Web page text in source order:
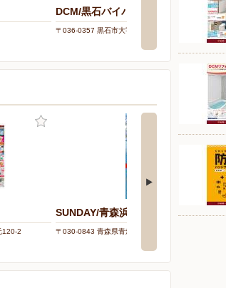
DCM/黒石バイパス店
〒036-0357 黒石市大字追子野木3-272-4
120-2
SUNDAY/青森浜田店
〒030-0843 青森県青森市大字浜田字玉川196-1